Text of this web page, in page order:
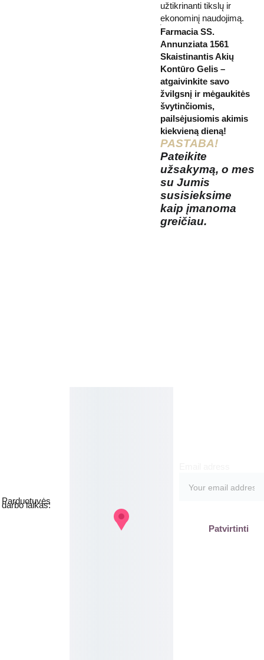
užtikrinanti tikslų ir
ekonominį naudojimą.
Farmacia SS.
Annunziata 1561
Skaistinantis Akių
Kontūro Gelis –
atgaivinkite savo
žvilgsnį ir mėgaukitės
švytinčiomis,
pailsėjusiomis akimis
kiekvieną dieną!
PASTABA!
Pateikite
užsakymą, o mes
su Jumis
susisieksime
kaip įmanoma
greičiau.
Patvirtinti
Parduotuvės
darbo laikas: